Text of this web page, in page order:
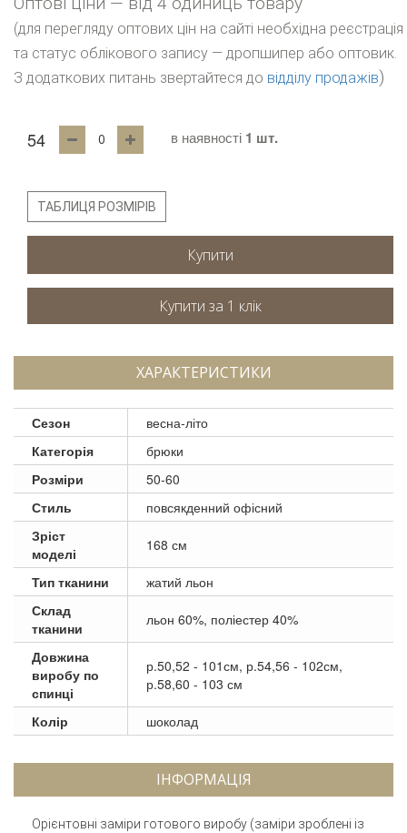
(для перегляду оптових цін на сайті необхідна реєстрація
та статус облікового запису — дропшипер або оптовик.
З додаткових питань звертайтеся до відділу продажів)
54 в наявності 1 шт.
ТАБЛИЦЯ РОЗМІРІВ
Купити
ХАРАКТЕРИСТИКИ
Сезон
весна-літо
Категорія
брюки
Розміри
50-60
Стиль
повсякденний офісний
Зріст
моделі
168 см
Тип тканини
жатий льон
Склад
тканини
льон 60%, поліестер 40%
Довжина
виробу по
спинці
р.50,52 - 101см, р.54,56 - 102см,
р.58,60 - 103 см
Колір шоколад
ІНФОРМАЦІЯ
Орієнтовні заміри готового виробу (заміри зроблені із